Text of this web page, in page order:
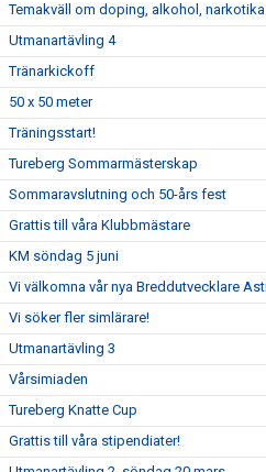
Temakväll om doping, alkohol,
Utmanartävling 4
Tränarkickoff
50 x 50 meter
Träningsstart!
Tureberg Sommarmästerskap
Sommaravslutning och 50-års fest
Grattis till våra Klubbmästare
KM söndag 5 juni
Vi välkomna vår nya Breddutvecklare
Vi söker fler simlärare!
Utmanartävling 3
Vårsimiaden
Tureberg Knatte Cup
Grattis till våra stipendiater!